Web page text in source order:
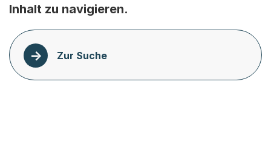
Inhalt zu navigieren.
Zur Suche